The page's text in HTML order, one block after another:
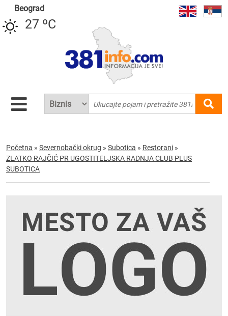
Beograd
27 ºC
Početna » Severnobački okrug » Subotica » Restorani »
ZLATKO RAJČIĆ PR UGOSTITELJSKA RADNJA CLUB PLUS
SUBOTICA